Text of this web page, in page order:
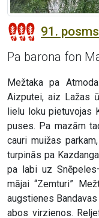
91.
Pa barona fon
Mežtaka pa
Aizputei, aiz Lažas
lielu loku pietuvojas
puses. Pa mazām
cauri muižas
turpinās pa
pa labi uz
mājai “Zemturi”
augstienes
abos virzienos.